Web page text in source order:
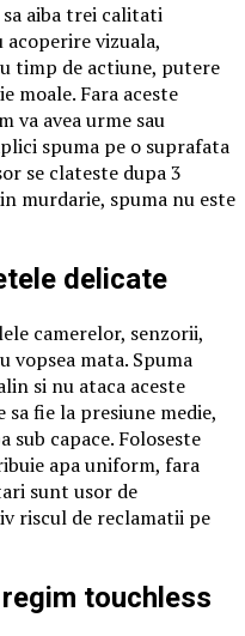
aiba trei calitati
vizuala,
timp de actiune, putere
moale. Fara aceste
va avea urme sau
spuma pe o suprafata
se clateste dupa 3
murdarie, spuma nu este
delicate
camerelor, senzorii,
vopsea mata. Spuma
si nu ataca aceste
fie la presiune medie,
capace. Foloseste
apa uniform, fara
sunt usor de
riscul de reclamatii pe
touchless